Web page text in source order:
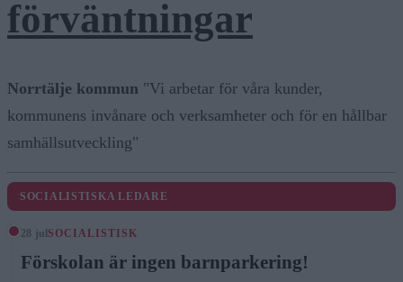
förväntningar
Norrtälje kommun "Vi arbetar för våra kunder,
kommunens invånare och verksamheter och för en hållbar
samhällsutveckling"
SOCIALISTISKA LEDARE
28 julSOCIALISTISK
Förskolan är ingen barnparkering!